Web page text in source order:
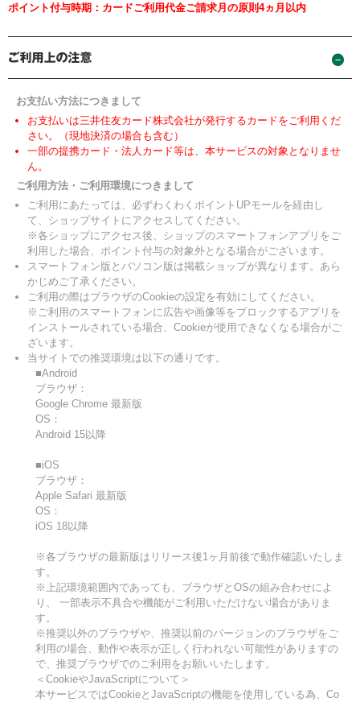
ポイント付与時期：カードご利用代金ご請求月の原則4ヵ月以内
お支払い方法につきまして
お支払いは三井住友カード株式会社が発行するカードをご利用くだ
さい。（現地決済の場合も含む）
一部の提携カード・法人カード等は、本サービスの対象となりませ
ん。
ご利用方法・ご利用環境につきまして
ご利用にあたっては、必ずわくわくポイントUPモールを経由し
て、ショップサイトにアクセスしてください。
※各ショップにアクセス後、ショップのスマートフォンアプリをご
利用した場合、ポイント付与の対象外となる場合がございます。
スマートフォン版とパソコン版は掲載ショップが異なります。あら
かじめご了承ください。
ご利用の際はブラウザのCookieの設定を有効にしてください。
※ご利用のスマートフォンに広告や画像等をブロックするアプリを
インストールされている場合、Cookieが使用できなくなる場合がご
ざいます。
当サイトでの推奨環境は以下の通りです。
■Android
ブラウザ：
Google Chrome 最新版
OS：
Android 15以降
■iOS
ブラウザ：
Apple Safari 最新版
OS：
iOS 18以降
※各ブラウザの最新版はリリース後1ヶ月前後で動作確認いたしま
す。
※上記環境範囲内であっても、ブラウザとOSの組み合わせによ
り、 一部表示不具合や機能がご利用いただけない場合がありま
す。
※推奨以外のブラウザや、推奨以前のバージョンのブラウザをご
利用の場合、動作や表示が正しく行われない可能性がありますの
で、推奨ブラウザでのご利用をお願いいたします。
＜CookieやJavaScriptについて＞
本サービスではCookieとJavaScriptの機能を使用している為、Co